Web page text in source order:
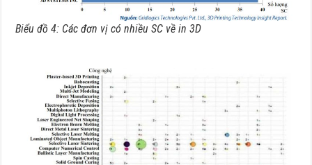
Biểu đồ 4: Các đơn vị có nhiều SC về in 3D